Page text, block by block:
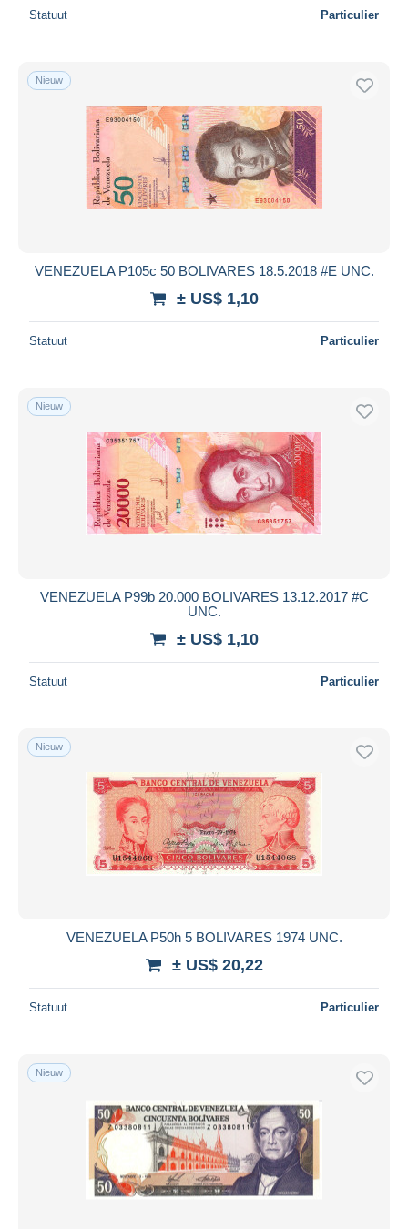
Statuut Particulier
Nieuw
VENEZUELA P105c 50 BOLIVARES 18.5.2018 #E UNC.
± US$ 1,10
Statuut Particulier
Nieuw
VENEZUELA P99b 20.000 BOLIVARES 13.12.2017 #C
UNC.
± US$ 1,10
Statuut Particulier
Nieuw
VENEZUELA P50h 5 BOLIVARES 1974 UNC.
± US$ 20,22
Statuut Particulier
Nieuw